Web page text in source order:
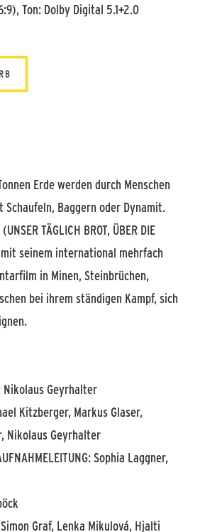
Ton: Dolby Digital 5.1+2.0
Erde werden durch Menschen
Baggern oder Dynamit.
TÄGLICH BROT, ÜBER DIE
seinem international mehrfach
in Minen, Steinbrüchen,
bei ihrem ständigen Kampf, sich
Nikolaus Geyrhalter
Kitzberger, Markus Glaser,
Nikolaus Geyrhalter
Sophia Laggner,
Graf, Lenka Mikulová, Hjalti